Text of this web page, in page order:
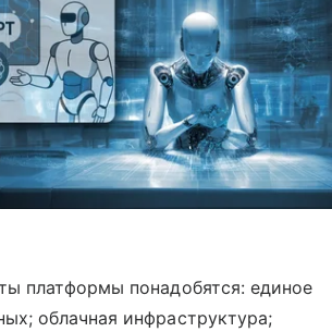
платформы понадобятся: единое
облачная инфраструктура;